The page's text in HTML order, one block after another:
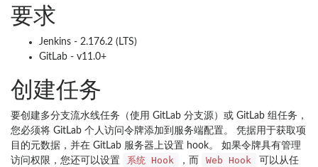
要求
Jenkins - 2.176.2 (LTS)
GitLab - v11.0+
创建任务
要创建多分支流水线任务（使用 GitLab 分支源）或 GitLab 组任务，
您必须将 GitLab 个人访问令牌添加到服务端配置。 凭据用于获取项
目的元数据，并在 GitLab 服务器上设置 hook。 如果令牌具有管理
访问权限，您还可以设置
系统 Hook ，而 Web Hook
可以从任